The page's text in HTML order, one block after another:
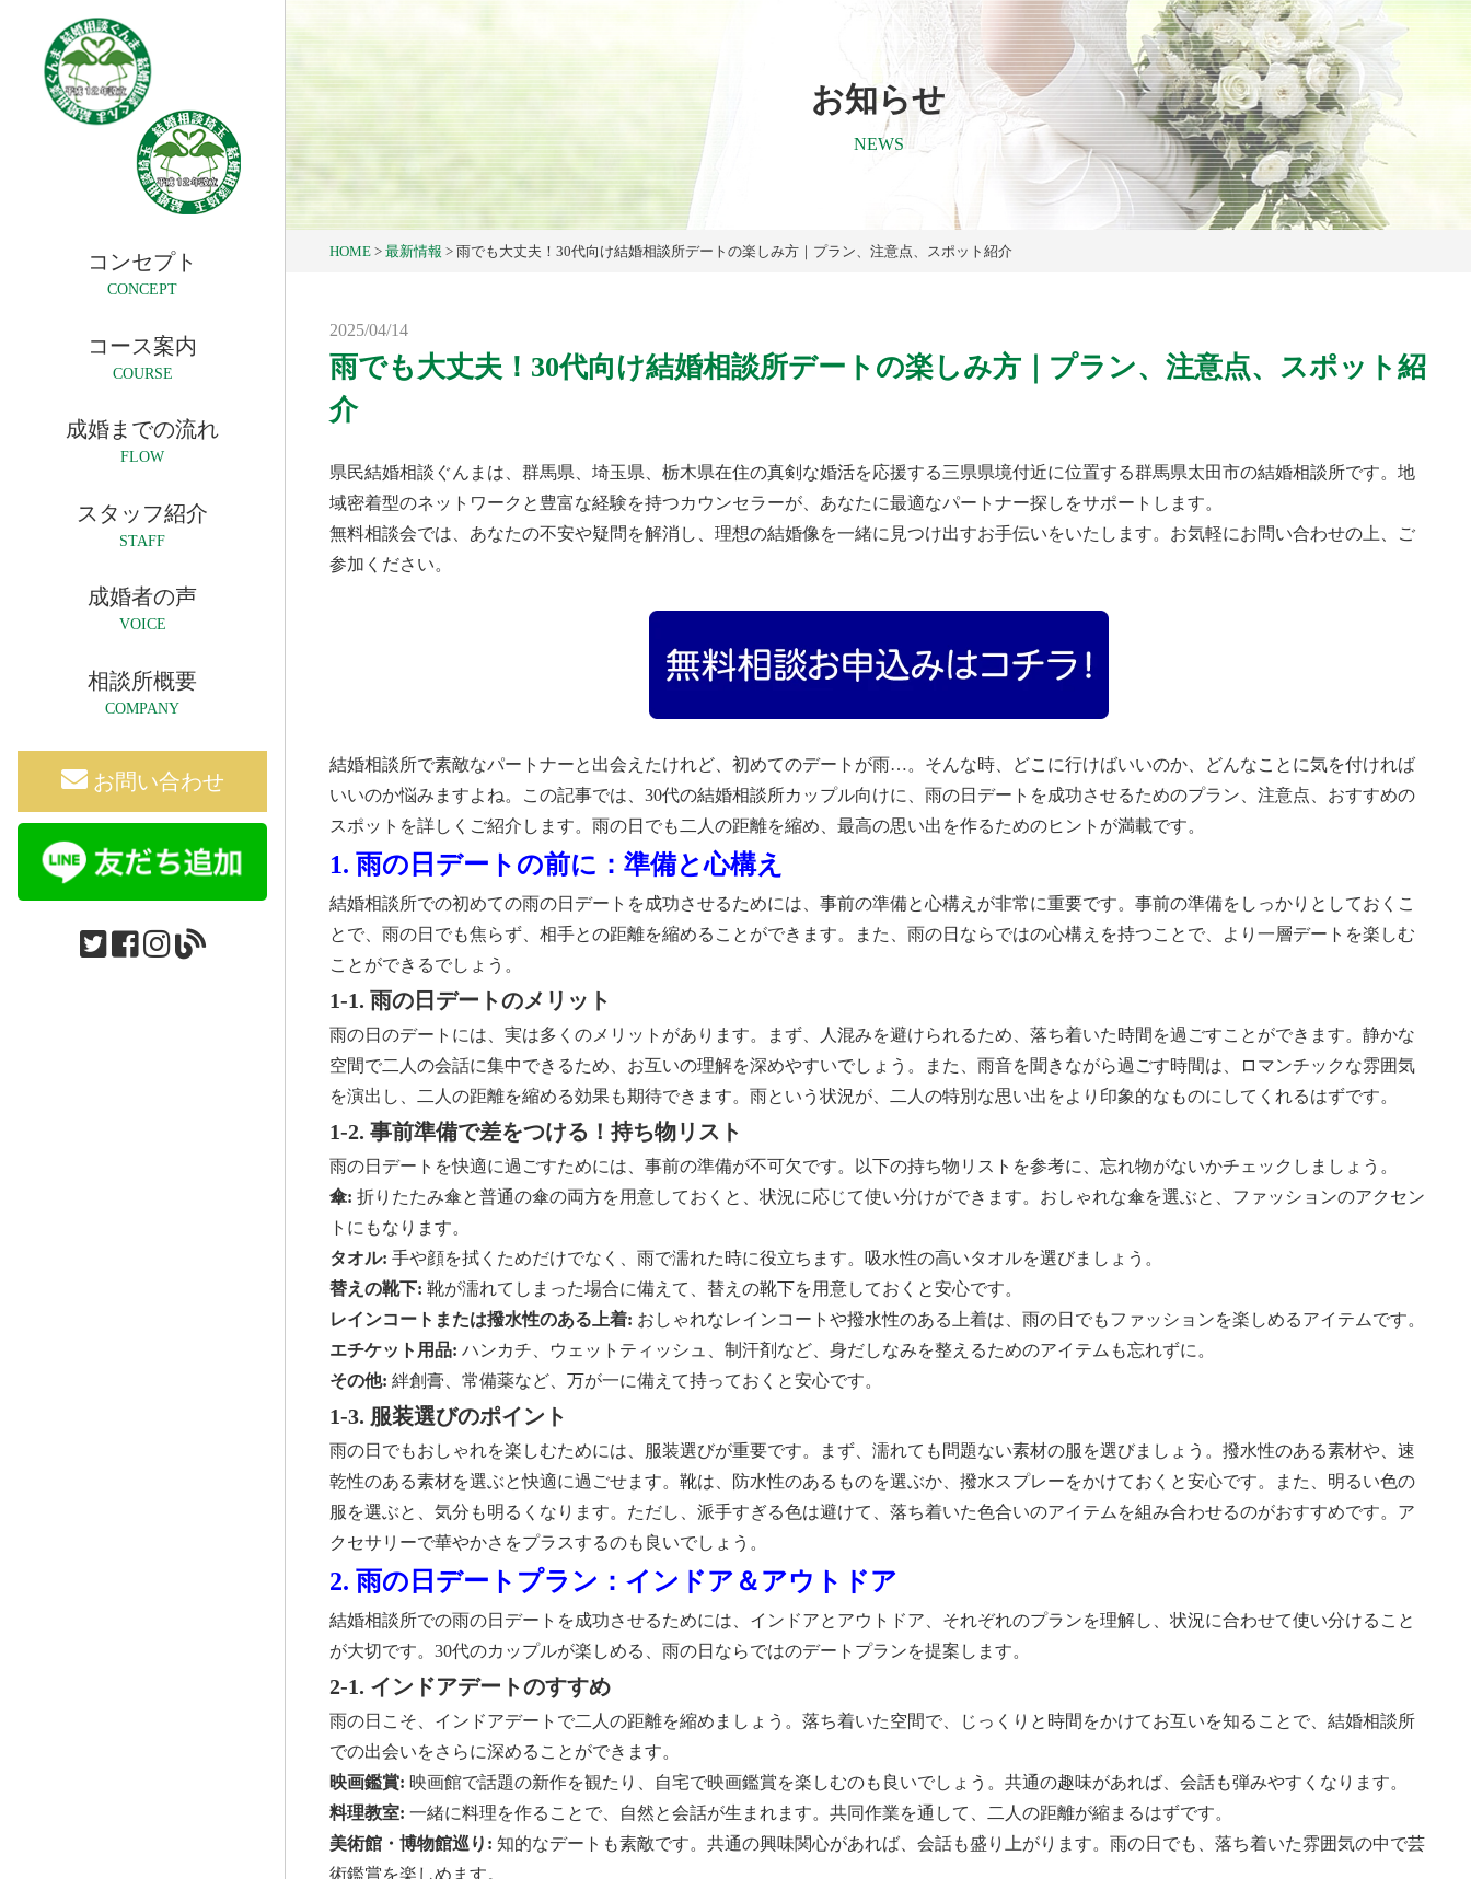
コンセプト
CONCEPT
コース案内
COURSE
成婚までの流れ
FLOW
スタッフ紹介
STAFF
成婚者の声
VOICE
相談所概要
COMPANY
お問い合わせ
お知らせ
NEWS
HOME > 最新情報 > 雨でも大丈夫！30代向け結婚相談所デートの楽しみ方｜プラン、注意点、スポット紹介
2025/04/14
雨でも大丈夫！30代向け結婚相談所デートの楽しみ方｜プラン、注意点、スポット紹
介
県民結婚相談ぐんまは、群馬県、埼玉県、栃木県在住の真剣な婚活を応援する三県県境付近に位置する群馬県太田市の結婚相談所です。地
域密着型のネットワークと豊富な経験を持つカウンセラーが、あなたに最適なパートナー探しをサポートします。
無料相談会では、あなたの不安や疑問を解消し、理想の結婚像を一緒に見つけ出すお手伝いをいたします。お気軽にお問い合わせの上、ご
参加ください。
結婚相談所で素敵なパートナーと出会えたけれど、初めてのデートが雨…。そんな時、どこに行けばいいのか、どんなことに気を付ければ
いいのか悩みますよね。この記事では、30代の結婚相談所カップル向けに、雨の日デートを成功させるためのプラン、注意点、おすすめの
スポットを詳しくご紹介します。雨の日でも二人の距離を縮め、最高の思い出を作るためのヒントが満載です。
1. 雨の日デートの前に：準備と心構え
結婚相談所での初めての雨の日デートを成功させるためには、事前の準備と心構えが非常に重要です。事前の準備をしっかりとしておくこ
とで、雨の日でも焦らず、相手との距離を縮めることができます。また、雨の日ならではの心構えを持つことで、より一層デートを楽しむ
ことができるでしょう。
1-1. 雨の日デートのメリット
雨の日のデートには、実は多くのメリットがあります。まず、人混みを避けられるため、落ち着いた時間を過ごすことができます。静かな
空間で二人の会話に集中できるため、お互いの理解を深めやすいでしょう。また、雨音を聞きながら過ごす時間は、ロマンチックな雰囲気
を演出し、二人の距離を縮める効果も期待できます。雨という状況が、二人の特別な思い出をより印象的なものにしてくれるはずです。
1-2. 事前準備で差をつける！持ち物リスト
雨の日デートを快適に過ごすためには、事前の準備が不可欠です。以下の持ち物リストを参考に、忘れ物がないかチェックしましょう。
傘: 折りたたみ傘と普通の傘の両方を用意しておくと、状況に応じて使い分けができます。おしゃれな傘を選ぶと、ファッションのアクセン
トにもなります。
タオル: 手や顔を拭くためだけでなく、雨で濡れた時に役立ちます。吸水性の高いタオルを選びましょう。
替えの靴下: 靴が濡れてしまった場合に備えて、替えの靴下を用意しておくと安心です。
レインコートまたは撥水性のある上着: おしゃれなレインコートや撥水性のある上着は、雨の日でもファッションを楽しめるアイテムです。
エチケット用品: ハンカチ、ウェットティッシュ、制汗剤など、身だしなみを整えるためのアイテムも忘れずに。
その他: 絆創膏、常備薬など、万が一に備えて持っておくと安心です。
1-3. 服装選びのポイント
雨の日でもおしゃれを楽しむためには、服装選びが重要です。まず、濡れても問題ない素材の服を選びましょう。撥水性のある素材や、速
乾性のある素材を選ぶと快適に過ごせます。靴は、防水性のあるものを選ぶか、撥水スプレーをかけておくと安心です。また、明るい色の
服を選ぶと、気分も明るくなります。ただし、派手すぎる色は避けて、落ち着いた色合いのアイテムを組み合わせるのがおすすめです。ア
クセサリーで華やかさをプラスするのも良いでしょう。
2. 雨の日デートプラン：インドア＆アウトドア
結婚相談所での雨の日デートを成功させるためには、インドアとアウトドア、それぞれのプランを理解し、状況に合わせて使い分けること
が大切です。30代のカップルが楽しめる、雨の日ならではのデートプランを提案します。
2-1. インドアデートのすすめ
雨の日こそ、インドアデートで二人の距離を縮めましょう。落ち着いた空間で、じっくりと時間をかけてお互いを知ることで、結婚相談所
での出会いをさらに深めることができます。
映画鑑賞: 映画館で話題の新作を観たり、自宅で映画鑑賞を楽しむのも良いでしょう。共通の趣味があれば、会話も弾みやすくなります。
料理教室: 一緒に料理を作ることで、自然と会話が生まれます。共同作業を通して、二人の距離が縮まるはずです。
美術館・博物館巡り: 知的なデートも素敵です。共通の興味関心があれば、会話も盛り上がります。雨の日でも、落ち着いた雰囲気の中で芸
術鑑賞を楽しめます。